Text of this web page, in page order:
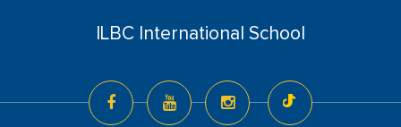
ILBC International School